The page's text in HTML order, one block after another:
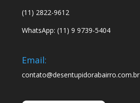
(11) 2822-9612
WhatsApp: (11) 9 9739-5404
Email:
contato@desentupidorabairro.com.br